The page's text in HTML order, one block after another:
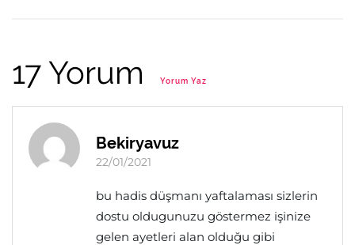
17 Yorum Yorum Yaz
Bekiryavuz
22/01/2021
bu hadis düşmanı yaftalaması sizlerin
dostu oldugunuzu göstermez işinize
gelen ayetleri alan olduğu gibi